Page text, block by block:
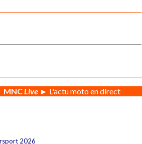
MNCLive► L'actu moto en direct
2026